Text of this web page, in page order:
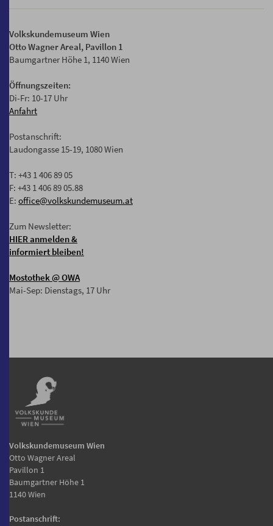
Volkskundemuseum Wien
Otto Wagner Areal, Pavillon 1
Baumgartner Höhe 1, 1140 Wien
Öffnungszeiten:
Di-Fr: 10-17 Uhr
Anfahrt
Postanschrift:
Laudongasse 15-19, 1080 Wien
T: +43 1 406 89 05
F: +43 1 406 89 05.88
E: office@volkskundemuseum.at
Zum Newsletter:
HIER anmelden &
informiert bleiben!
Mostothek@ OWA
Mai-Sep: Dienstags, 17 Uhr
Volkskundemuseum Wien
Otto Wagner Areal
Pavillon 1
Baumgartner Höhe 1
1140 Wien
Postanschrift: